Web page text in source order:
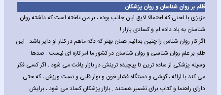
ظلم بر روان شناسان و روان پزشکان
عزیزی با لحنی که احتمالا لایق این جانب بوده ، بر من تاخته است که داشته روان
شناسان به باد داده ام و کسادی بازار !
اگر کار روان شناس را چنین بدانیم همان بهتر که دکه ماهم در کنار او دایر باشد . این
ظلم بر علم روان شناسی و روان شناسان در کشور ما امر تازه ای نیست . صدها
وسیله پزشکی از ساده ترین تا پیچیده ترینش در بازار یافت می شود . اگر کسی فکر
می کند با ارائه ، گوشی و دستگاه فشار خون و نوار قلبی و تست ورزش ، که حتی
دارای راهنما و کتاب برای تفسیر هستند . بازار پزشکان کساد می شود ، برایش